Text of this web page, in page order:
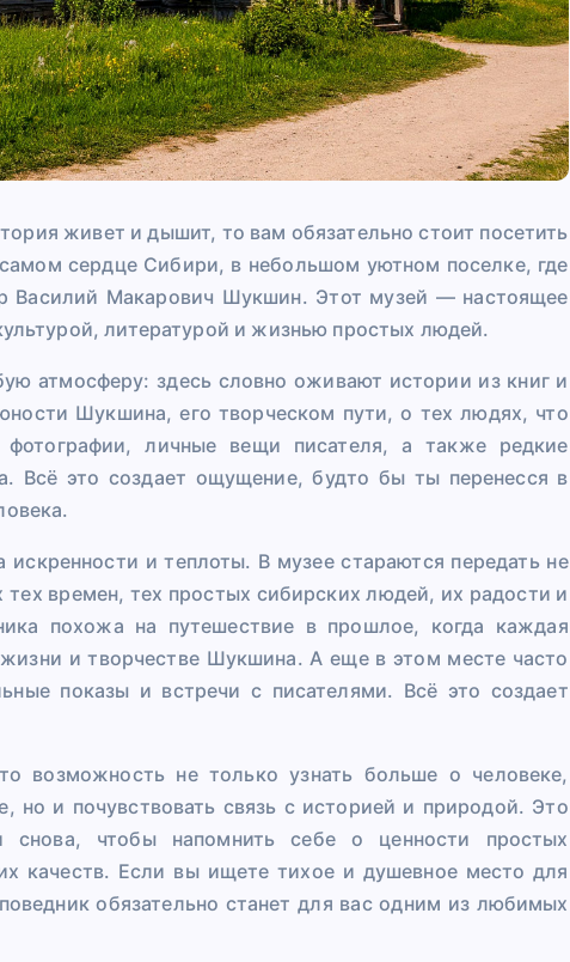
живет и дышит, то вам обязательно стоит посетить
сердце Сибири, в небольшом уютном поселке, где
Василий Макарович Шукшин. Этот музей — настоящее
литературой и жизнью простых людей.
атмосферу: здесь словно оживают истории из книг и
Шукшина, его творческом пути, о тех людях, что
личные вещи писателя, а также редкие
Всё это создает ощущение, будто бы ты перенесся в
и теплоты. В музее стараются передать не
времен, тех простых сибирских людей, их радости и
похожа на путешествие в прошлое, когда каждая
и творчестве Шукшина. А еще в этом месте часто
показы и встречи с писателями. Всё это создает
возможность не только узнать больше о человеке,
но и почувствовать связь с историей и природой. Это
снова, чтобы напомнить себе о ценности простых
качеств. Если вы ищете тихое и душевное место для
обязательно станет для вас одним из любимых